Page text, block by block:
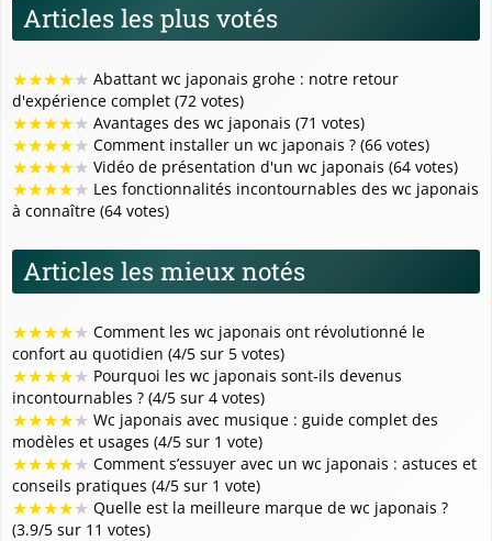
Articles les plus votés
★★★★★ Abattant wc japonais grohe : notre retour
d'expérience complet (72 votes)
★★★★★ Avantages des wc japonais (71 votes)
★★★★★ Comment installer un wc japonais ? (66 votes)
★★★★★ Vidéo de présentation d'un wc japonais (64 votes)
★★★★★ Les fonctionnalités incontournables des wc japonais
à connaître (64 votes)
Articles les mieux notés
★★★★★ Comment les wc japonais ont révolutionné le
confort au quotidien (4/5 sur 5 votes)
★★★★★ Pourquoi les wc japonais sont-ils devenus
incontournables ? (4/5 sur 4 votes)
★★★★★ Wc japonais avec musique : guide complet des
modèles et usages (4/5 sur 1 vote)
★★★★★ Comment s’essuyer avec un wc japonais : astuces et
conseils pratiques (4/5 sur 1 vote)
★★★★★ Quelle est la meilleure marque de wc japonais ?
(3.9/5 sur 11 votes)